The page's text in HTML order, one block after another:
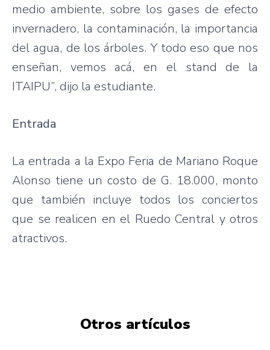
medio ambiente, sobre los gases de efecto
invernadero, la contaminación, la importancia
del agua, de los árboles. Y todo eso que nos
enseñan, vemos acá, en el stand de la
ITAIPU”, dijo la estudiante.
Entrada
La entrada a la Expo Feria de Mariano Roque
Alonso tiene un costo de G. 18.000, monto
que también incluye todos los conciertos
que se realicen en el Ruedo Central y otros
atractivos.
Otros artículos